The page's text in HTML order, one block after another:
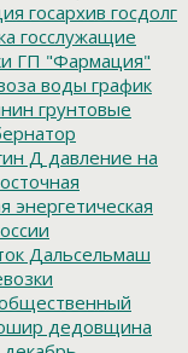
госархив госдолг
госслужащие
ГП "Фармация"
воды график
грунтовые
Д давление на
энергетическая
Дальсельмаш
дедовщина